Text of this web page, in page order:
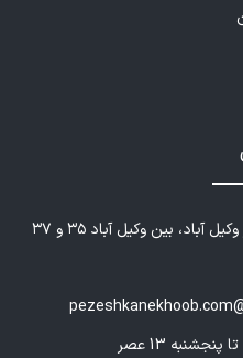
آباد، بین وکیل آباد ۳۵ و ۳۷